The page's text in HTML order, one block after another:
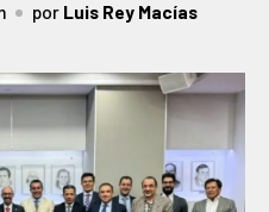
por Luis Rey Macías